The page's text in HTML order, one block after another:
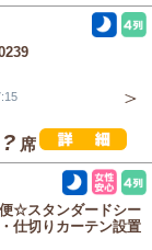
? 席
☆スタンダードシー
仕切りカーテン設置